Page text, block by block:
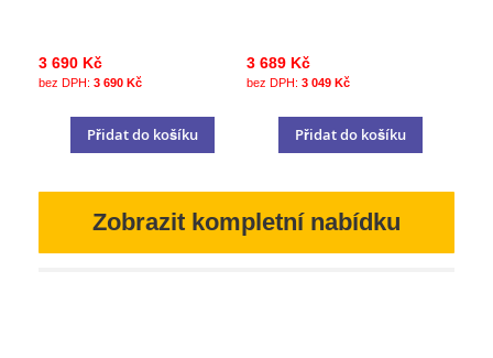
3 690 Kč
3 690 Kč
Přidat do košíku
3 689 Kč
3 049 Kč
Přidat do košíku
Zobrazit kompletní nabídku